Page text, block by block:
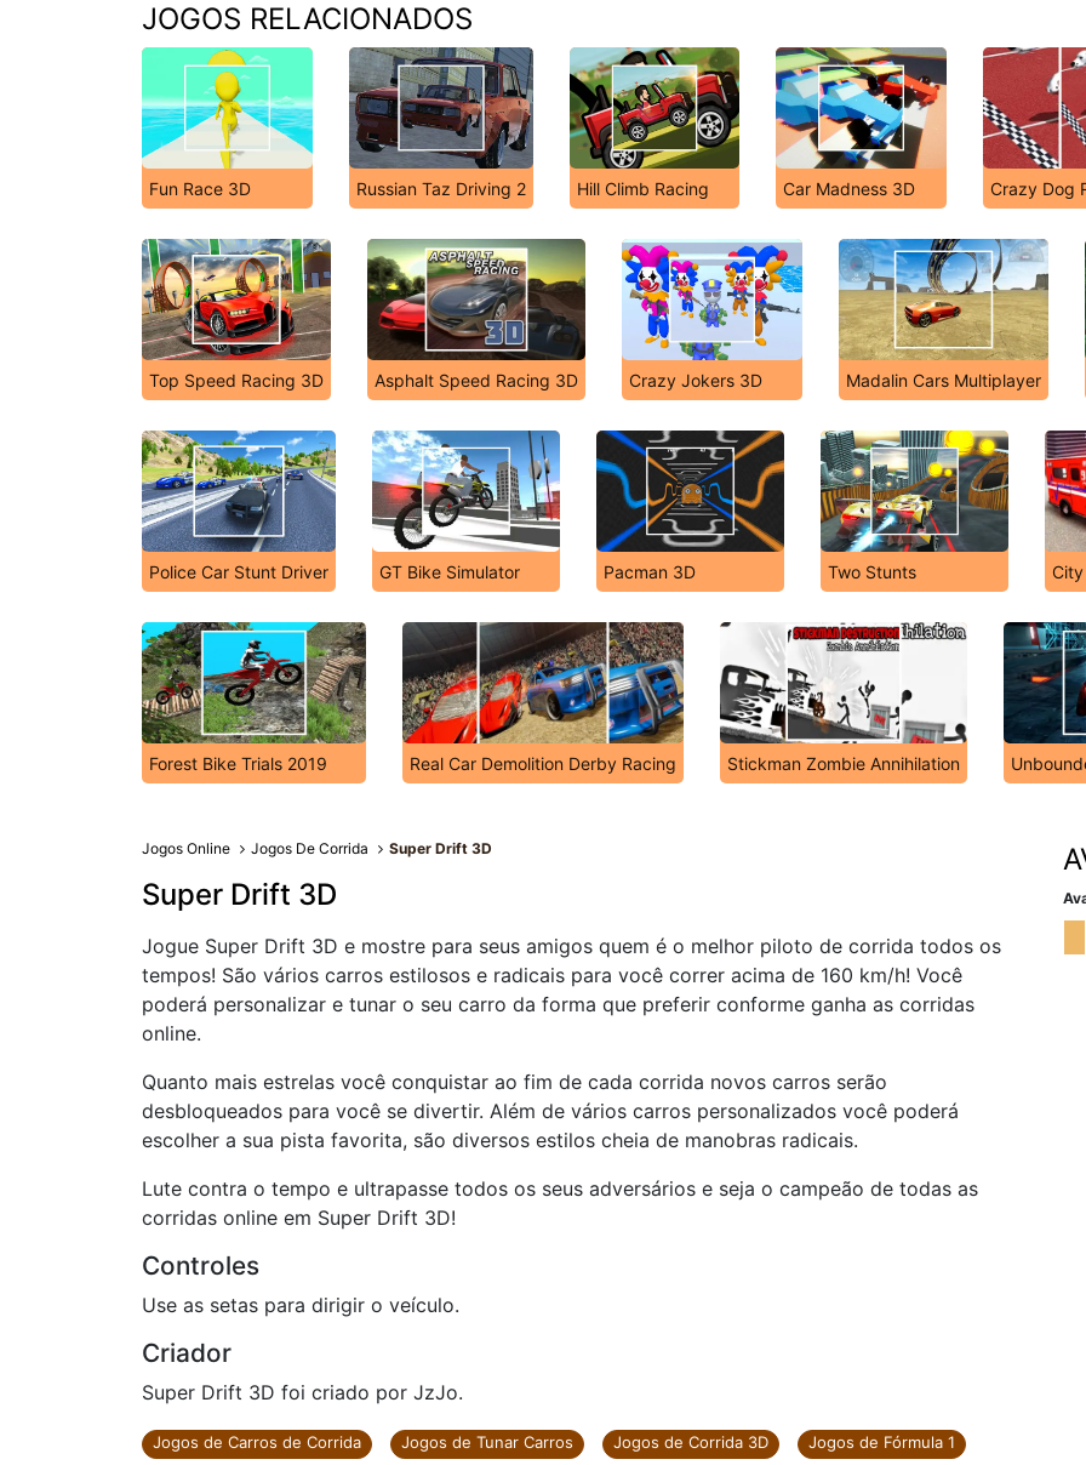
JOGOS RELACIONADOS
Fun Race 3D Russian Taz Driving 2 Hill Climb Racing Car Madness 3D Crazy Dog
Top Speed Racing 3D Asphalt Speed Racing 3D Crazy Jokers 3D Madalin Cars Multiplayer
Police Car Stunt Driver GT Bike Simulator Pacman 3D Two Stunts
Forest Bike Trials 2019 Real Car Demolition Derby Racing Stickman Zombie Annihilation
Jogos Online Jogos De Corrida Super Drift 3D
Super Drift 3D
Jogue Super Drift 3D e mostre para seus amigos quem é o melhor piloto de corrida todos os
tempos! São vários carros estilosos e radicais para você correr acima de 160 km/h! Você
poderá personalizar e tunar o seu carro da forma que preferir conforme ganha as corridas
online.
Quanto mais estrelas você conquistar ao fim de cada corrida novos carros serão
desbloqueados para você se divertir. Além de vários carros personalizados você poderá
escolher a sua pista favorita, são diversos estilos cheia de manobras radicais.
Lute contra o tempo e ultrapasse todos os seus adversários e seja o campeão de todas as
corridas online em Super Drift 3D!
Controles
Use as setas para dirigir o veículo.
Criador
Super Drift 3D foi criado por JzJo.
Jogos de Carros de Corrida Jogos de Tunar Carros Jogos de Corrida 3D
Jogos de Fórmula 1